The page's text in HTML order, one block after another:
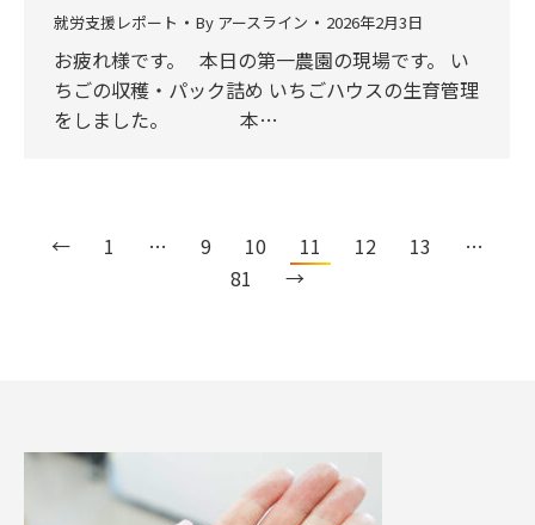
就労支援レポート By アースライン 2026年2月3日
お疲れ様です。 本日の第一農園の現場です。 い
ちごの収穫・パック詰め いちごハウスの生育管理
をしました。 本…
← 1 … 9 10 11 12 13
…
81
→